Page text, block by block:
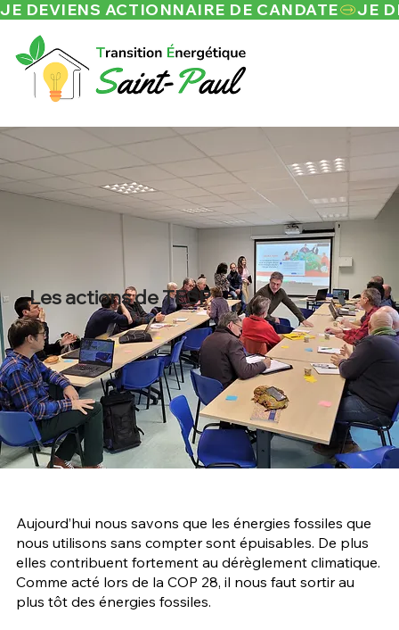
JE DEVIENS ACTIONNAIRE DE CANDATE
Les actions de TESP
Aujourd’hui nous savons que les énergies fossiles que
nous utilisons sans compter sont épuisables. De plus
elles contribuent fortement au dérèglement climatique.
Comme acté lors de la COP 28, il nous faut sortir au
plus tôt des énergies fossiles.